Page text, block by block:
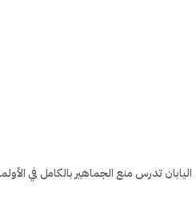
اليابان تدرس منع الجماهير بالكامل في